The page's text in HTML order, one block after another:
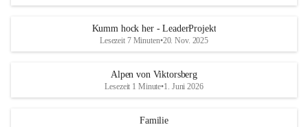
Kumm hock her - LeaderProjekt
Lesezeit 7 Minuten•20. Nov. 2025
Alpen von Viktorsberg
Lesezeit 1 Minute•1. Juni 2026
Familie